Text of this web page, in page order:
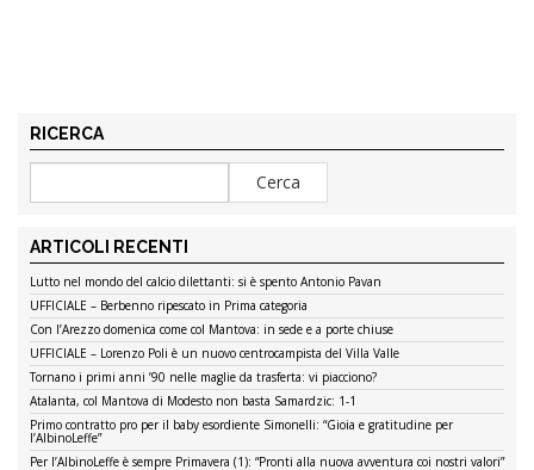
RICERCA
ARTICOLI RECENTI
Lutto nel mondo del calcio dilettanti: si è spento Antonio Pavan
UFFICIALE – Berbenno ripescato in Prima categoria
Con l’Arezzo domenica come col Mantova: in sede e a porte chiuse
UFFICIALE – Lorenzo Poli è un nuovo centrocampista del Villa Valle
Tornano i primi anni ’90 nelle maglie da trasferta: vi piacciono?
Atalanta, col Mantova di Modesto non basta Samardzic: 1-1
Primo contratto pro per il baby esordiente Simonelli: “Gioia e gratitudine per
l’AlbinoLeffe”
Per l’AlbinoLeffe è sempre Primavera (1): “Pronti alla nuova avventura coi nostri valori”